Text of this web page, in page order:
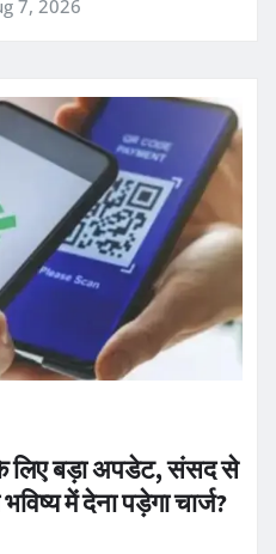
7, 2026
लिए बड़ा अपडेट, संसद से
में देना पड़ेगा चार्ज?